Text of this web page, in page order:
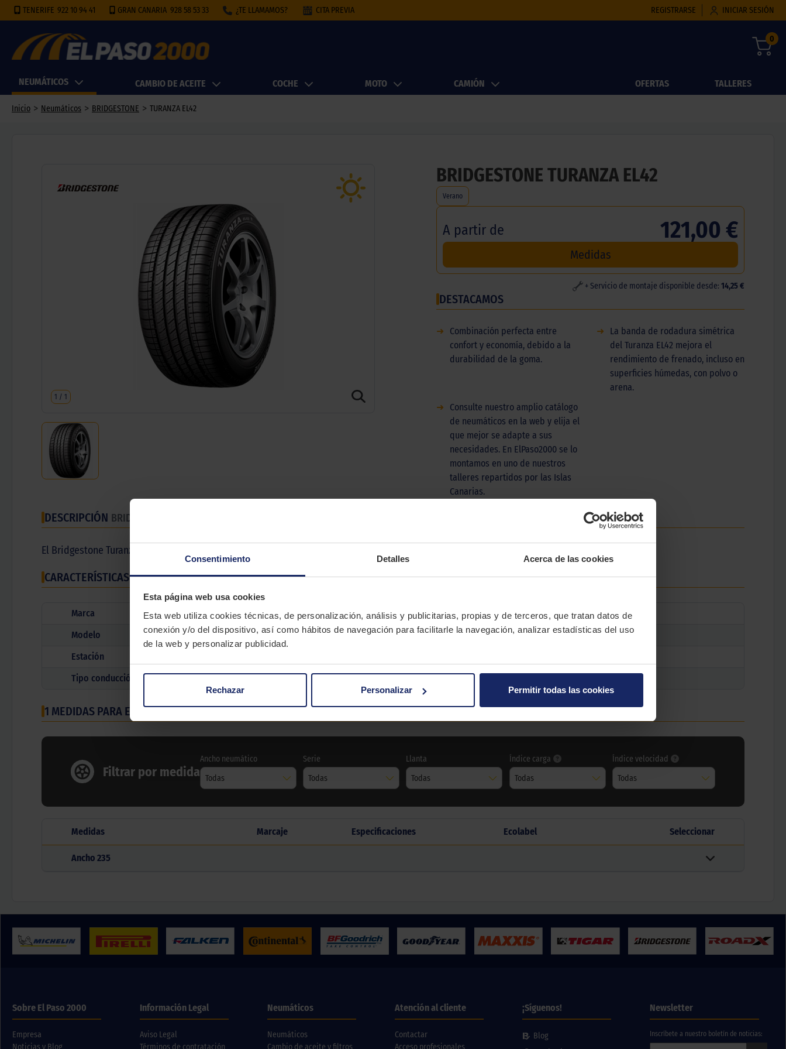
Consentimiento Detalles Acerca de las cookies
Esta página web usa cookies
Esta web utiliza cookies técnicas, de personalización, análisis y publicitarias, propias y de terceros, que tratan datos de
conexión y/o del dispositivo, así como hábitos de navegación para facilitarle la navegación, analizar estadísticas del uso
de la web y personalizar publicidad.
Rechazar Personalizar Permitir todas las cookies
TENERIFE 922 10 94 41 GRAN CANARIA 928 58 53 33 ¿TE LLAMAMOS? CITA PREVIA REGISTRARSE INICIAR SESIÓN
0
NEUMÁTICOS CAMBIO DE ACEITE COCHE MOTO CAMIÓN OFERTAS TALLERES
Inicio > Neumáticos > BRIDGESTONE > TURANZA EL42
1 / 1
BRIDGESTONE TURANZA EL42
Verano
A partir de 121,00 €
Medidas
+ Servicio de montaje disponible desde: 14,25 €
DESTACAMOS
➜
Combinación perfecta entre
confort y economía, debido a la
durabilidad de la goma.
➜
La banda de rodadura simétrica
del Turanza EL42 mejora el
rendimiento de frenado, incluso en
superficies húmedas, con polvo o
arena.
➜
Consulte nuestro amplio catálogo
de neumáticos en la web y elija el
que mejor se adapte a sus
necesidades. En ElPaso2000 se lo
montamos en uno de nuestros
talleres repartidos por las Islas
Canarias.
DESCRIPCIÓN BRIDGESTONE TURANZA EL42
El Bridgestone Turanza EL42 es un neumático premium para SUV y 4x4. Diseñado especialmente para los modelos X3, X5 y la serie 7 de BMW.
CARACTERÍSTICAS TÉCNICAS
Marca
BRIDGESTONE
Modelo
TURANZA EL42
Estación
Tipo conducción
1 MEDIDAS PARA EL NEUMÁTICO
Filtrar por medida
Ancho neumático
Todas
Serie
Todas
Llanta
Todas
Índice carga
Todas
Índice velocidad
Todas
Medidas Marcaje Especificaciones Ecolabel Seleccionar
Ancho 235
Sobre El Paso 2000
Empresa
Noticias y Blog
Información Legal
Aviso Legal
Términos de contratación
Neumáticos
Neumáticos
Cambio de aceite y filtros
Atención al cliente
Contactar
Acceso profesionales
¡Síguenos!
Blog
Newsletter
Inscríbete a nuestro boletín de noticias: